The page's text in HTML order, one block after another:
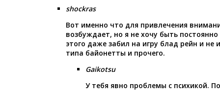
shockras
Вот именно что для привлечения
возбуждает, но я не хочу быть
этого даже забил на игру блад рейн и не
типа байонетты и прочего.
Gaikotsu
У тебя явно проблемы с психикой.